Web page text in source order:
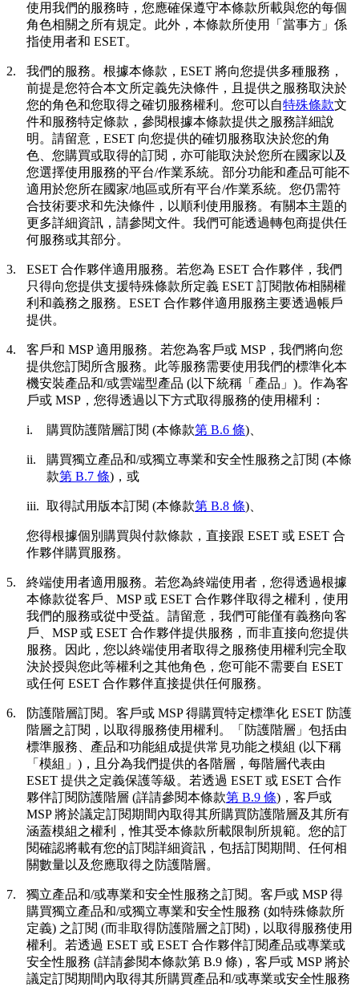
使用我們的服務時，您應確保遵守本條款所載與您的每個
角色相關之所有規定。此外，本條款所使用「 當事方 」係
指使用者和 ESET。
2. 我們的服務。 根據本條款，ESET 將向您提供多種服務，
前提是您符合本文所定義先決條件，且提供之服務取決於
您的角色和您取得之確切服務權利。您可以自特殊條款文
件和服務特定條款，參閱根據本條款提供之服務詳細說
明。請留意，ESET 向您提供的確切服務取決於您的角
色、您購買或取得的訂閱，亦可能取決於您所在國家以及
您選擇使用服務的平台/作業系統。部分功能和產品可能不
適用於您所在國家/地區或所有平台/作業系統。您仍需符
合技術要求和先決條件，以順利使用服務。有關本主題的
更多詳細資訊，請參閱文件。我們可能透過轉包商提供任
何服務或其部分。
3. ESET 合作夥伴適用服務。 若您為 ESET 合作夥伴，我們
只得向您提供支援特殊條款所定義 ESET 訂閱散佈相關權
利和義務之服務。ESET 合作夥伴適用服務主要透過帳戶
提供。
4. 客戶和 MSP 適用服務。 若您為客戶或 MSP，我們將向您
提供您訂閱所含服務。此等服務需要使用我們的標準化本
機安裝產品和/或雲端型產品 (以下統稱「 產品 」)。作為客
戶或 MSP，您得透過以下方式取得服務的使用權利：
i. 購買防護階層訂閱 (本條款第 B.6 條)、
ii.
購買獨立產品和/或獨立專業和安全性服務之訂閱 (本條
款第 B.7 條)，或
iii. 取得試用版本訂閱 (本條款第 B.8 條)、
您得根據個別購買與付款條款，直接跟 ESET 或 ESET 合
作夥伴購買服務。
5. 終端使用者適用服務。 若您為終端使用者，您得透過根據
本條款從客戶、MSP 或 ESET 合作夥伴取得之權利，使用
我們的服務或從中受益。請留意，我們可能僅有義務向客
戶、MSP 或 ESET 合作夥伴提供服務，而非直接向您提供
服務。因此，您以終端使用者取得之服務使用權利完全取
決於授與您此等權利之其他角色，您可能不需要自 ESET
或任何 ESET 合作夥伴直接提供任何服務。
6. 防護階層訂閱。 客戶或 MSP 得購買特定標準化 ESET 防護
階層之訂閱，以取得服務使用權利。「 防護階層 」包括由
標準服務、產品和功能組成提供常見功能之模組 (以下稱
「 模組 」)，且分為我們提供的各階層，每階層代表由
ESET 提供之定義保護等級。若透過 ESET 或 ESET 合作
夥伴訂閱防護階層 (詳請參閱本條款第 B.9 條)，客戶或
MSP 將於議定訂閱期間內取得其所購買防護階層及其所有
涵蓋模組之權利，惟其受本條款所載限制所規範。您的訂
閱確認將載有您的訂閱詳細資訊，包括訂閱期間、任何相
關數量以及您應取得之防護階層。
7. 獨立產品和/或專業和安全性服務之訂閱。 客戶或 MSP 得
購買獨立產品和/或獨立專業和安全性服務 (如特殊條款所
定義) 之訂閱 (而非取得防護階層之訂閱)，以取得服務使用
權利。若透過 ESET 或 ESET 合作夥伴訂閱產品或專業或
安全性服務 (詳請參閱本條款第 B.9 條)，客戶或 MSP 將於
議定訂閱期間內取得其所購買產品和/或專業或安全性服務